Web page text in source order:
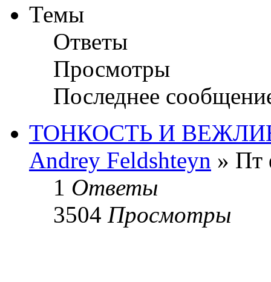
Темы
Ответы
Просмотры
Последнее
ТОНКОСТЬ И
Andrey Feldshteyn » Пт
1 Ответы
3504 Просмотры